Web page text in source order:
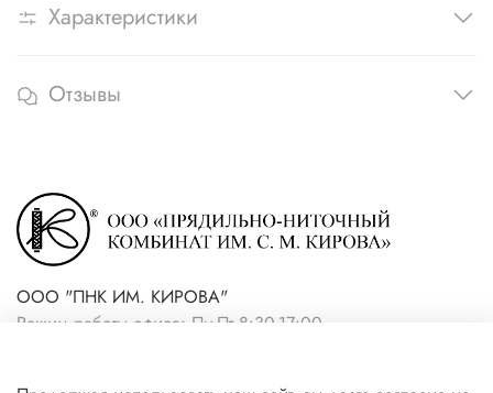
Характеристики
Отзывы
ООО "ПНК ИМ. КИРОВА"
Режим работы офиса: Пн-Пт 8:30-17:00